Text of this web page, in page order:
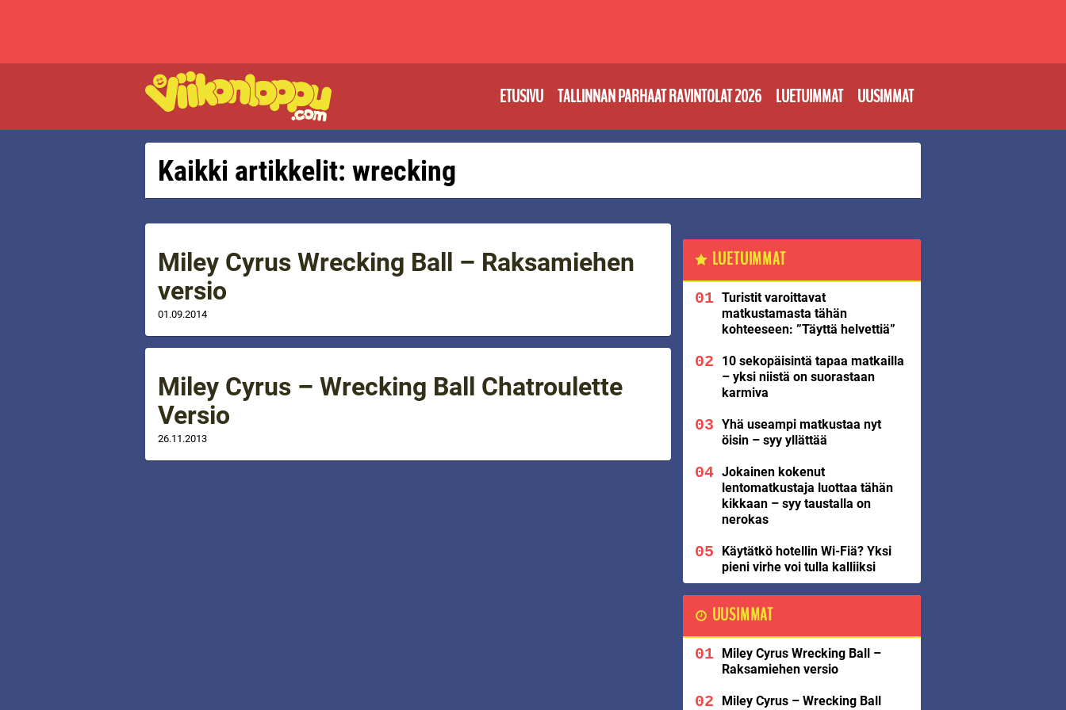
ETUSIVU TALLINNAN PARHAAT RAVINTOLAT 2026 LUETUIMMAT UUSIMMAT
Kaikki artikkelit: wrecking
Miley Cyrus Wrecking Ball – Raksamiehen
versio
01.09.2014
Miley Cyrus – Wrecking Ball Chatroulette
Versio
26.11.2013
LUETUIMMAT
Turistit varoittavat
matkustamasta tähän
kohteeseen: ”Täyttä helvettiä”
10 sekopäisintä tapaa matkailla
– yksi niistä on suorastaan
karmiva
Yhä useampi matkustaa nyt
öisin – syy yllättää
Jokainen kokenut
lentomatkustaja luottaa tähän
kikkaan – syy taustalla on
nerokas
Käytätkö hotellin Wi-Fiä? Yksi
pieni virhe voi tulla kalliiksi
UUSIMMAT
Miley Cyrus Wrecking Ball –
Raksamiehen versio
Miley Cyrus – Wrecking Ball